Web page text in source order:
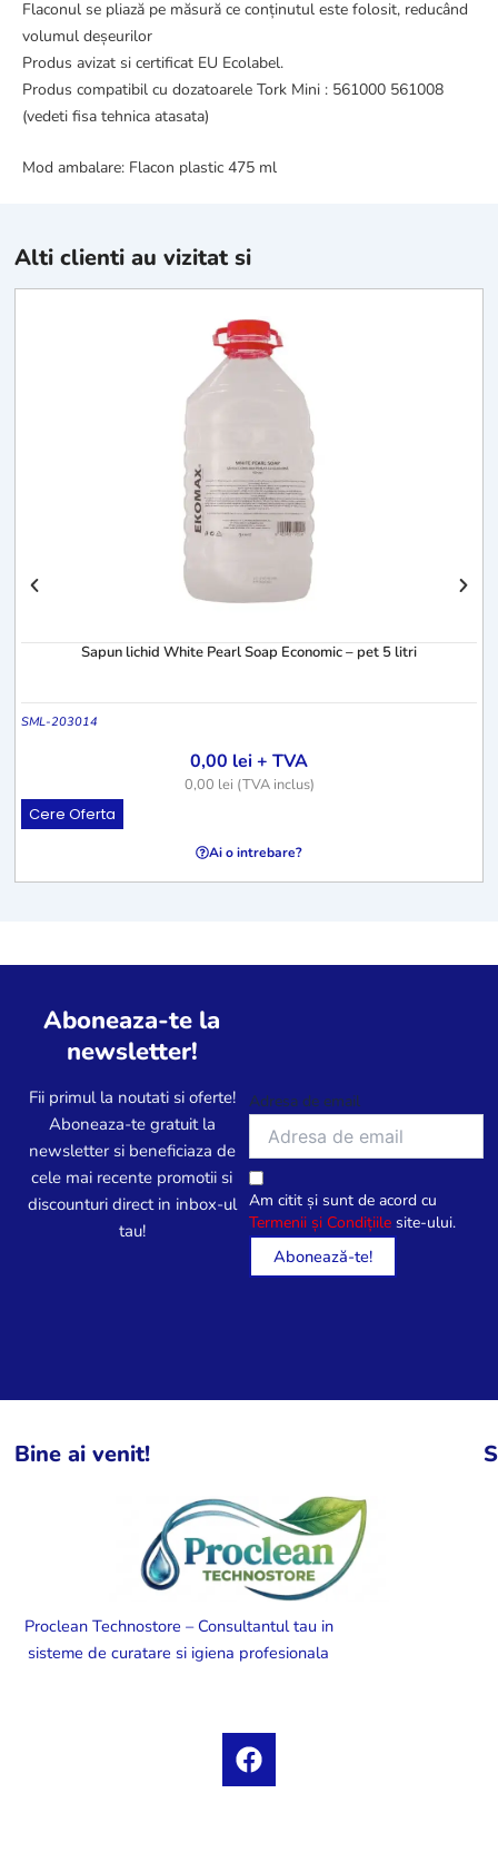
Flaconul se pliază pe măsură ce conținutul este folosit, reducând
volumul deșeurilor
Produs avizat si certificat EU Ecolabel.
Produs compatibil cu dozatoarele Tork Mini : 561000 561008
(vedeti fisa tehnica atasata)
Mod ambalare: Flacon plastic 475 ml
Alti clienti au vizitat si
Sapun lichid White Pearl Soap Economic – pet 5 litri
SML-203014
0,00 lei+ TVA
0,00 lei (TVA inclus)
Cere Oferta
Ai o intrebare?
Aboneaza-te la
newsletter!
Fii primul la noutati si oferte!
Aboneaza-te gratuit la
newsletter si beneficiaza de
cele mai recente promotii si
discounturi direct in inbox-ul
tau!
Adresa de email
Am citit și sunt de acord cu
Termenii și Condițiile site-ului.
Bine ai venit!
Proclean Technostore – Consultantul tau in
sisteme de curatare si igiena profesionala
F
a
c